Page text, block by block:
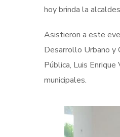
hoy brinda la
Asistieron a este
Desarrollo Urbano y
Pública, Luis
municipales.